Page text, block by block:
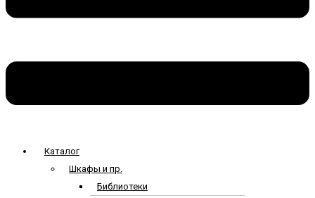
Каталог
Шкафы и пр.
Библиотеки